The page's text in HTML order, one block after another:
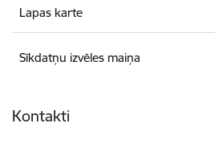
Lapas karte
Sīkdatņu izvēles maiņa
Kontakti